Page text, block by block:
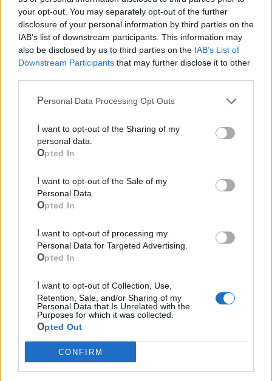
your opt-out. You may separately opt-out of the further
disclosure of your personal information by third parties on the
IAB’s list of downstream participants. This information may
also be disclosed by us to third parties on the IAB’s List of
Downstream Participants that may further disclose it to other
Personal Data Processing Opt Outs
personal data.
Opted In
Personal Data.
Opted In
Personal Data for Targeted Advertising.
Opted In
Retention, Sale, and/or Sharing of my
Personal Data that Is Unrelated with the
Purposes for which it was collected.
Opted Out
CONFIRM
Ecocentro e rifiuti
Pubblica illuminazione
Mondo CIA